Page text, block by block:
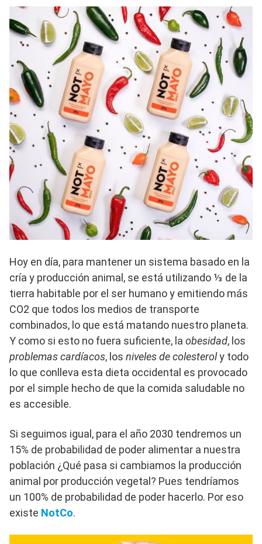
Hoy en día, para mantener un sistema basado en la
cría y producción animal, se está utilizando ⅓ de la
tierra habitable por el ser humano y emitiendo más
CO2 que todos los medios de transporte
combinados, lo que está matando nuestro planeta.
Y como si esto no fuera suficiente, la obesidad, los
problemas cardíacos, los niveles de colesteroly todo
lo que conlleva esta dieta occidental es provocado
por el simple hecho de que la comida saludable no
es accesible.
Si seguimos igual, para el año 2030 tendremos un
15% de probabilidad de poder alimentar a nuestra
población ¿Qué pasa si cambiamos la producción
animal por producción vegetal? Pues tendríamos
un 100% de probabilidad de poder hacerlo. Por eso
existe NotCo.